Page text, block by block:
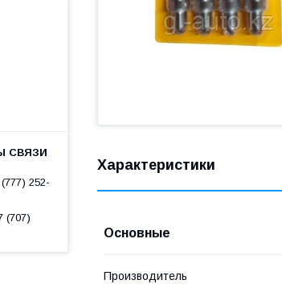
Характеристики
Основные
Производитель
252-
(707)